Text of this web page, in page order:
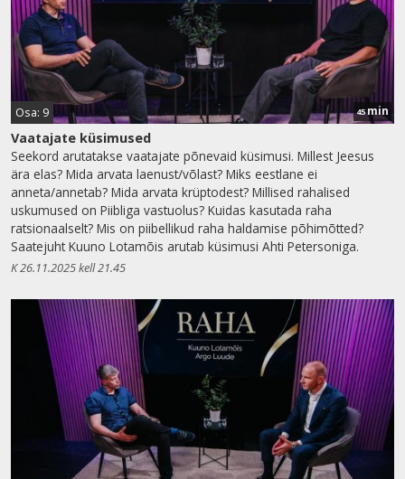
Osa: 9 45min
Vaatajate küsimused
Seekord arutatakse vaatajate põnevaid küsimusi. Millest Jeesus
ära elas? Mida arvata laenust/võlast? Miks eestlane ei
anneta/annetab? Mida arvata krüptodest? Millised rahalised
uskumused on Piibliga vastuolus? Kuidas kasutada raha
ratsionaalselt? Mis on piibellikud raha haldamise põhimõtted?
Saatejuht Kuuno Lotamõis arutab küsimusi Ahti Petersoniga.
K 26.11.2025 kell 21.45